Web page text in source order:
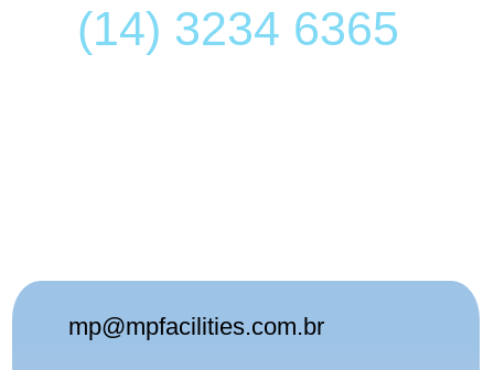
(14) 3234 6365
mp@mpfacilities.com.br